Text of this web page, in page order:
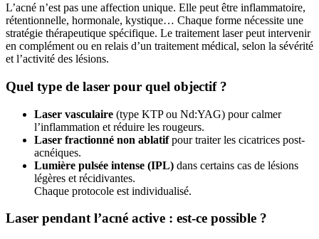
L’acné n’est pas une affection unique. Elle peut être inflammatoire,
rétentionnelle, hormonale, kystique… Chaque forme nécessite une
stratégie thérapeutique spécifique. Le traitement laser peut intervenir
en complément ou en relais d’un traitement médical, selon la sévérité
et l’activité des lésions.
Quel type de laser pour quel objectif ?
Laser vasculaire (type KTP ou Nd:YAG) pour calmer
l’inflammation et réduire les rougeurs.
Laser fractionné non ablatifpour traiter les cicatrices post-
acnéiques.
Lumière pulsée intense (IPL) dans certains cas de lésions
légères et récidivantes.
Chaque protocole est individualisé.
Laser pendant l’acné active : est-ce possible ?